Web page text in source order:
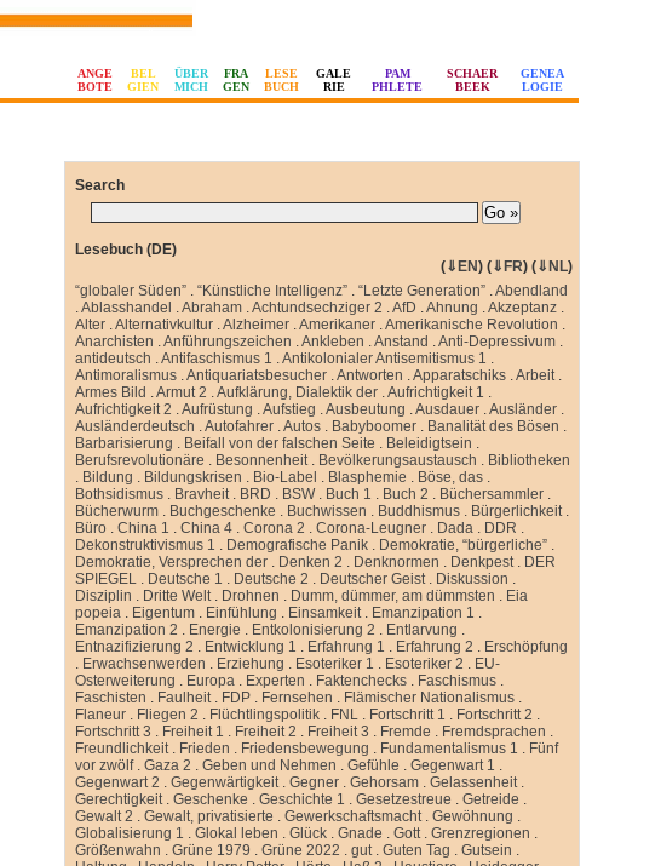
ANGE
BOTE
BEL
GIEN
ÜBER
MICH
FRA
GEN
LESE
BUCH
GALE
RIE
PAM
PHLETE
SCHAER
BEEK
GENEA
LOGIE
Search
Lesebuch (DE)
(⇓EN) (⇓FR) (⇓NL)
“globaler Süden” .“Künstliche Intelligenz” .“Letzte Generation” .Abendland
.Ablasshandel .Abraham .Achtundsechziger 2 .AfD .Ahnung .Akzeptanz .
Alter .Alternativkultur .Alzheimer .Amerikaner .Amerikanische Revolution .
Anarchisten .Anführungszeichen .Ankleben .Anstand .Anti-Depressivum .
antideutsch .Antifaschismus 1 .Antikolonialer Antisemitismus 1 .
Antimoralismus .Antiquariatsbesucher .Antworten .Apparatschiks .Arbeit.
Armes Bild .Armut 2 .Aufklärung, Dialektik der .Aufrichtigkeit 1 .
Aufrichtigkeit 2 .Aufrüstung .Aufstieg .Ausbeutung .Ausdauer .Ausländer .
Ausländerdeutsch .Autofahrer .Autos . Babyboomer . Banalität des Bösen .
Barbarisierung . Beifall von der falschen Seite . Beleidigtsein .
Berufsrevolutionäre . Besonnenheit. Bevölkerungsaustausch . Bibliotheken
. Bildung . Bildungskrisen . Bio-Label . Blasphemie . Böse, das .
Bothsidismus . Bravheit. BRD . BSW. Buch 1 . Buch 2 . Büchersammler .
Bücherwurm . Buchgeschenke . Buchwissen . Buddhismus . Bürgerlichkeit.
Büro .China 1 .China 4 .Corona 2 .Corona-Leugner . Dada . DDR .
Dekonstruktivismus 1 . Demografische Panik . Demokratie, “bürgerliche” .
Demokratie, Versprechen der . Denken 2 . Denknormen . Denkpest. DER
SPIEGEL . Deutsche 1 . Deutsche 2 . Deutscher Geist. Diskussion .
Disziplin . Dritte Welt. Drohnen . Dumm, dümmer, am dümmsten . Eia
popeia . Eigentum . Einfühlung . Einsamkeit. Emanzipation 1 .
Emanzipation 2 . Energie . Entkolonisierung 2 . Entlarvung .
Entnazifizierung 2 . Entwicklung 1 . Erfahrung 1 . Erfahrung 2 . Erschöpfung
. Erwachsenwerden . Erziehung . Esoteriker 1 . Esoteriker 2 . EU-
Osterweiterung . Europa . Experten . Faktenchecks . Faschismus .
Faschisten . Faulheit. FDP . Fernsehen . Flämischer Nationalismus .
Flaneur . Fliegen 2 . Flüchtlingspolitik . FNL . Fortschritt 1 . Fortschritt 2 .
Fortschritt 3 . Freiheit 1 . Freiheit 2 . Freiheit 3 . Fremde . Fremdsprachen .
Freundlichkeit. Frieden . Friedensbewegung . Fundamentalismus 1 . Fünf
vor zwölf.Gaza 2 .Geben und Nehmen .Gefühle .Gegenwart 1 .
Gegenwart 2 .Gegenwärtigkeit.Gegner .Gehorsam .Gelassenheit.
Gerechtigkeit.Geschenke .Geschichte 1 .Gesetzestreue .Getreide .
Gewalt 2 .Gewalt, privatisierte .Gewerkschaftsmacht.Gewöhnung .
Globalisierung 1 .Glokal leben .Glück .Gnade .Gott.Grenzregionen .
Größenwahn .Grüne 1979 .Grüne 2022 .gut.Guten Tag .Gutsein .